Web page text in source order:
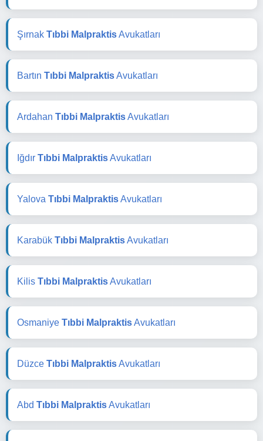
Şırnak Tıbbi MalpraktisAvukatları
Bartın Tıbbi MalpraktisAvukatları
Ardahan Tıbbi MalpraktisAvukatları
Iğdır Tıbbi MalpraktisAvukatları
Yalova Tıbbi MalpraktisAvukatları
Karabük Tıbbi MalpraktisAvukatları
Kilis Tıbbi MalpraktisAvukatları
Osmaniye Tıbbi MalpraktisAvukatları
Düzce Tıbbi MalpraktisAvukatları
Abd Tıbbi MalpraktisAvukatları